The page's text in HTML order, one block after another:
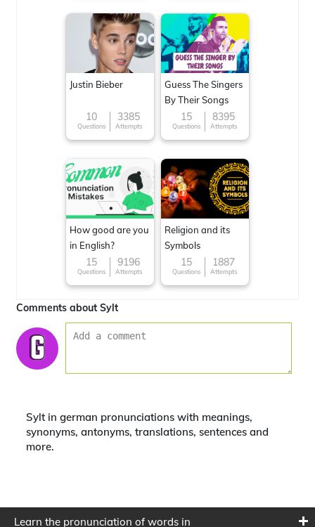
Justin Bieber
10
Questions
3385
Attempts
Guess The Singers
By Their Songs
15
Questions
8395
Attempts
How good are you
in English?
15
Questions
9196
Attempts
Religion and its
Symbols
15
Questions
1887
Attempts
Comments about Sylt
Sylt in german pronunciations with meanings,
synonyms, antonyms, translations, sentences and
more.
Learn the pronunciation of words in